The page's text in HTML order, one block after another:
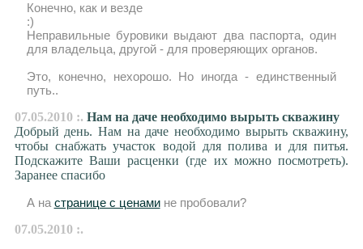
Конечно, как и везде
:)
Неправильные буровики выдают два паспорта, один
для владельца, другой - для проверяющих органов.
Это, конечно, нехорошо. Но иногда - единственный
путь..
07.05.2010 :. Нам на даче необходимо вырыть скважину
Добрый день. Нам на даче необходимо вырыть скважину,
чтобы снабжать участок водой для полива и для питья.
Подскажите Ваши расценки (где их можно посмотреть).
Заранее спасибо
А на странице с ценамине пробовали?
07.05.2010 :.